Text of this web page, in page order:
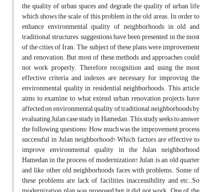
the quality of urban spaces and degrade the quality of urban life
which shows the scale of this problem in the old areas. In order to
enhance environmental quality of neighborhoods in old and
traditional structures, suggestions have been presented in the most
of the cities of Iran. The subject of these plans were improvement
and renovation. But most of these methods and approaches could
not work properly. Therefore recognition and using the most
effective criteria and indexes are necessary for improving the
environmental quality in residential neighborhoods. This article
aims to examine to what extend urban renovation projects have
affected on environmental quality of traditional neighborhoods by
evaluating Julan case study in Hamedan. This study seeks to answer
the following questions: How much was the improvement process
successful in Julan neighborhood? Which factors are effective to
improve environmental quality in the Julan neighborhood
Hamedan in the process of modernization? Julan is an old quarter
and like other old neighborhoods faces with problems. Some of
these problems are lack of facilities, inaccessibility and etc..So